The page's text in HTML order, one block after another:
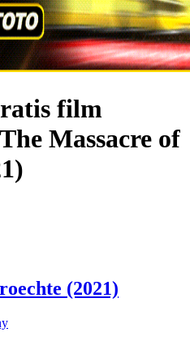
film
Massacre of
(2021)